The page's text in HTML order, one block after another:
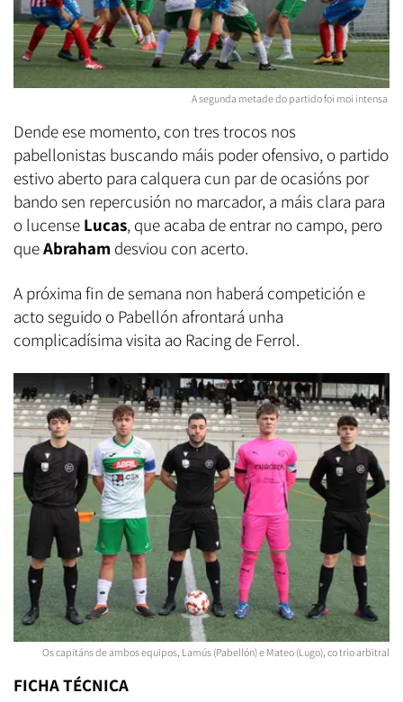
A segunda metade do partido foi moi intensa
Dende ese momento, con tres trocos nos
pabellonistas buscando máis poder ofensivo, o partido
estivo aberto para calquera cun par de ocasións por
bando sen repercusión no marcador, a máis clara para
o lucense Lucas, que acaba de entrar no campo, pero
queAbraham desviou con acerto.
A próxima fin de semana non haberá competición e
acto seguido o Pabellón afrontará unha
complicadísima visita ao Racing de Ferrol.
Os capitáns de ambos equipos, Lamús (Pabellón) e Mateo (Lugo), co trio arbitral
FICHA TÉCNICA